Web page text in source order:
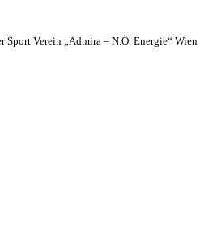
Sport Verein „Admira – N.Ö. Energie“ Wien